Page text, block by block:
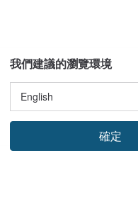
我們建議的瀏覽環境
確定